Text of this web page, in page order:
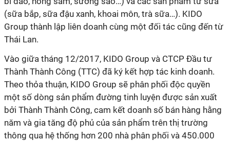
(sữa bắp, sữa đậu xanh, khoai môn, trà sữa…). KIDO
Group thành lập liên doanh cùng một đối tác cũng đến từ
Thái Lan.
Vào giữa tháng 12/2017, KIDO Group và CTCP Đầu tư
Thành Thành Công (TTC) đã ký kết hợp tác kinh doanh.
Theo thỏa thuận, KIDO Group sẽ phân phối độc quyền
một số dòng sản phẩm đường tinh luyện được sản xuất
bởi Thành Thành Công, cam kết doanh số bán hàng hằng
năm và gia tăng độ phủ của sản phẩm trên thị trường
thông qua hệ thống hơn 200 nhà phân phối và 450.000